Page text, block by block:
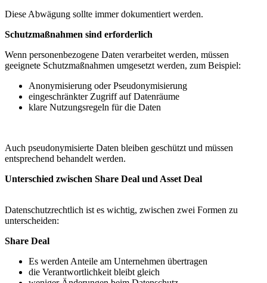
Diese Abwägung sollte immer dokumentiert werden.
Schutzmaßnahmen sind erforderlich
Wenn personenbezogene Daten verarbeitet werden, müssen
geeignete Schutzmaßnahmen umgesetzt werden, zum Beispiel:
Anonymisierung oder Pseudonymisierung
eingeschränkter Zugriff auf Datenräume
klare Nutzungsregeln für die Daten
Auch pseudonymisierte Daten bleiben geschützt und müssen
entsprechend behandelt werden.
Unterschied zwischen Share Deal und Asset Deal
Datenschutzrechtlich ist es wichtig, zwischen zwei Formen zu
unterscheiden:
Share Deal
Es werden Anteile am Unternehmen übertragen
die Verantwortlichkeit bleibt gleich